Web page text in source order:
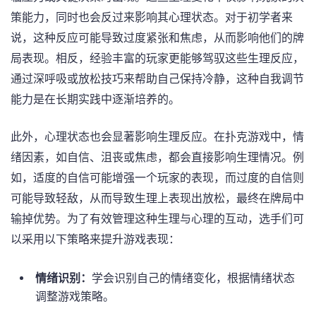
策能力，同时也会反过来影响其心理状态。对于初学者来
说，这种反应可能导致过度紧张和焦虑，从而影响他们的牌
局表现。相反，经验丰富的玩家更能够驾驭这些生理反应，
通过深呼吸或放松技巧来帮助自己保持冷静，这种自我调节
能力是在长期实践中逐渐培养的。
此外，心理状态也会显著影响生理反应。在扑克游戏中，情
绪因素，如自信、沮丧或焦虑，都会直接影响生理情况。例
如，适度的自信可能增强一个玩家的表现，而过度的自信则
可能导致轻敌，从而导致生理上表现出放松，最终在牌局中
输掉优势。为了有效管理这种生理与心理的互动，选手们可
以采用以下策略来提升游戏表现：
情绪识别： 学会识别自己的情绪变化，根据情绪状态
调整游戏策略。